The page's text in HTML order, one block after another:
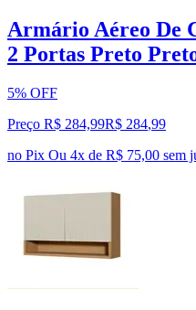
Armário Aéreo De
2 Portas Preto
5% OFF
Preço R$ 284,99R$ 284,99
no Pix Ou 4x de R$ 75,00 sem